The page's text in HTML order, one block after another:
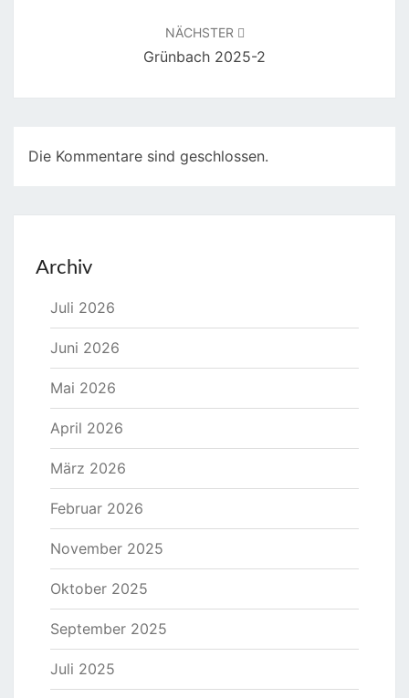
NÄCHSTER
Grünbach 2025-2
Die Kommentare sind geschlossen.
Archiv
Juli 2026
Juni 2026
Mai 2026
April 2026
März 2026
Februar 2026
November 2025
Oktober 2025
September 2025
Juli 2025